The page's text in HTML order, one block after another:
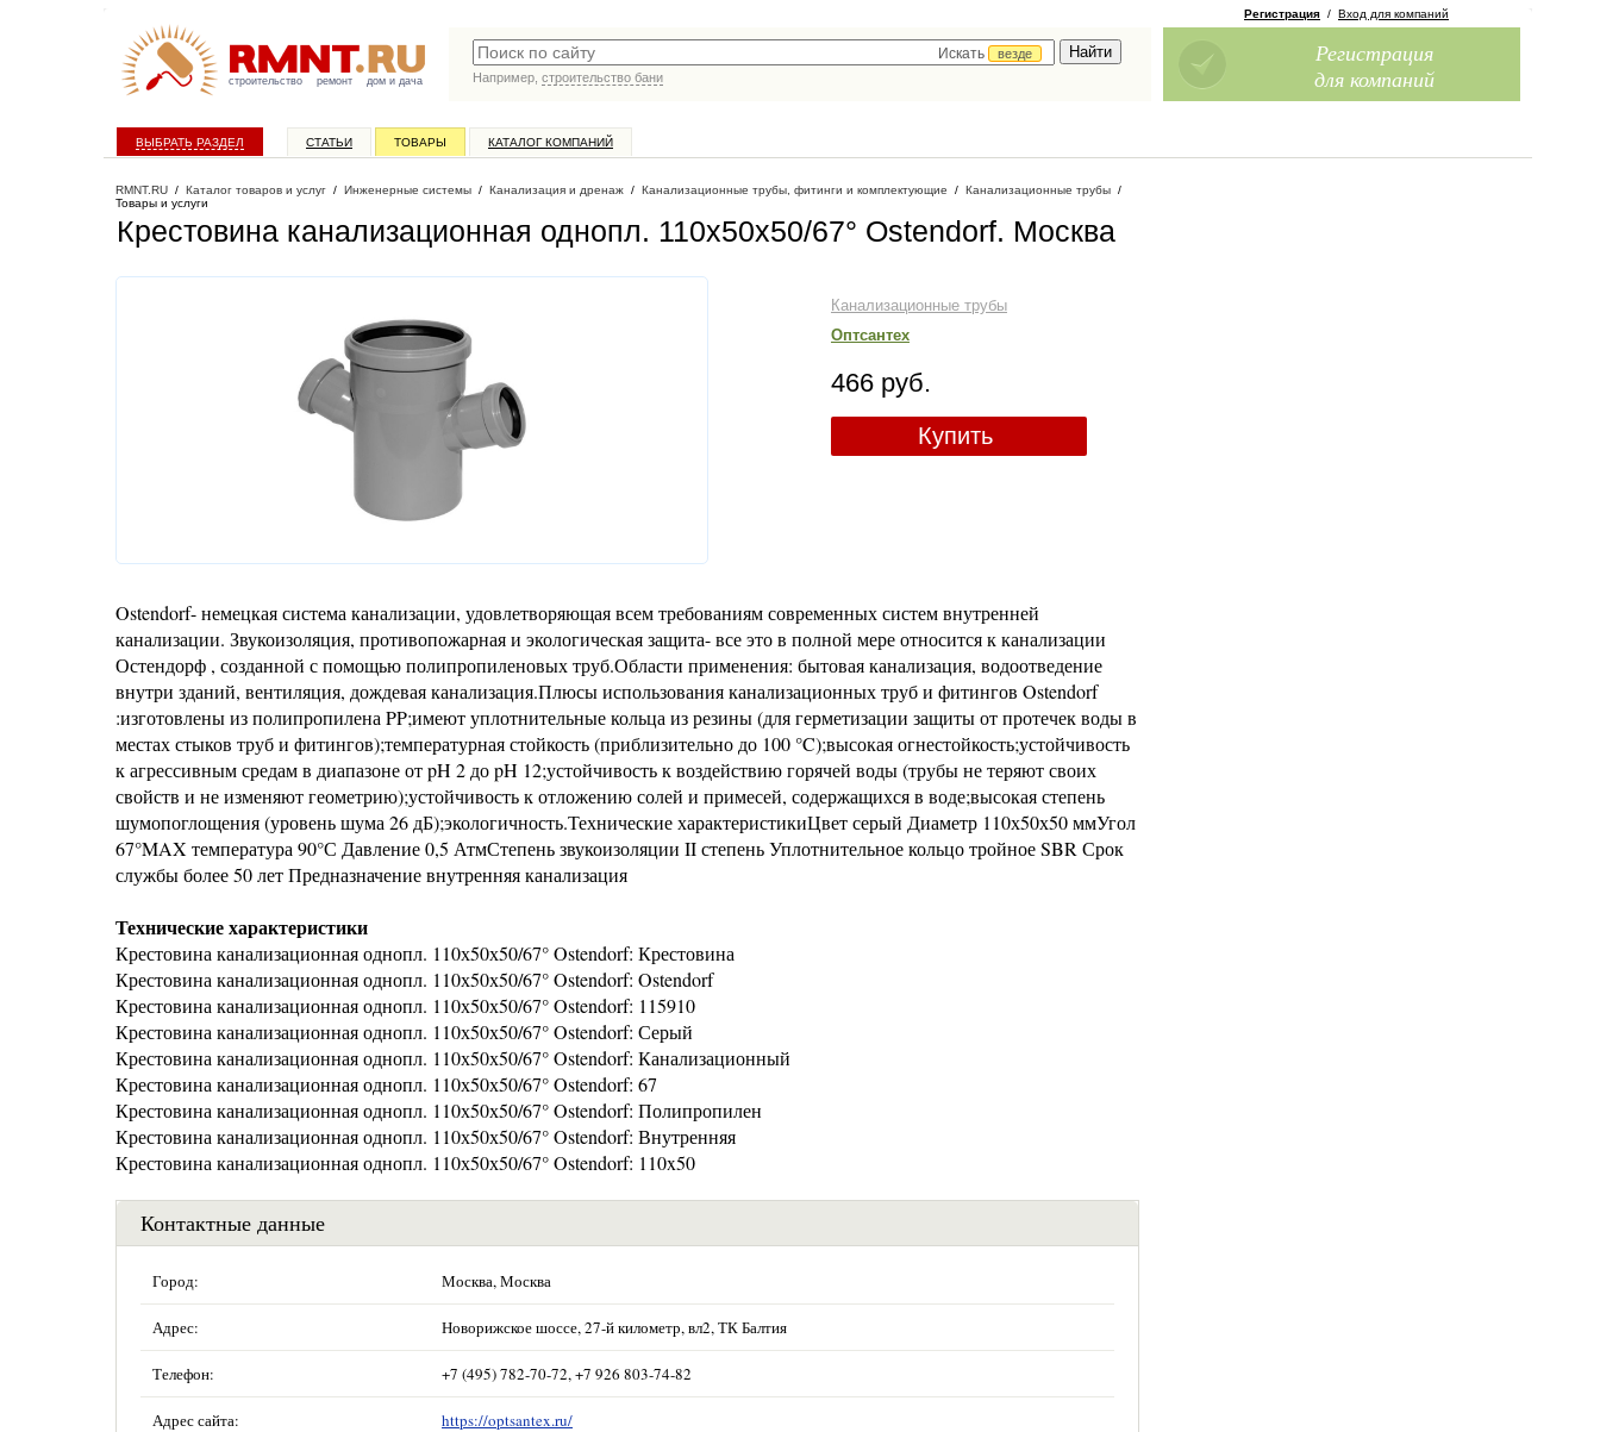
строительство ремонт дом и дача
Искать
везде
Например, строительство бани
Регистрация / Вход для компаний
Регистрация
для компаний
ВЫБРАТЬ РАЗДЕЛ СТАТЬИ ТОВАРЫ КАТАЛОГ КОМПАНИЙ
RMNT.RU / Каталог товаров и услуг / Инженерные системы / Канализация и дренаж / Канализационные трубы, фитинги и комплектующие / Канализационные трубы /
Товары и услуги
Крестовина канализационная однопл. 110х50х50/67° Ostendorf. Москва
Канализационные трубы
Оптсантех
466 руб.
Купить
Ostendorf- немецкая система канализации, удовлетворяющая всем требованиям современных систем внутренней
канализации. Звукоизоляция, противопожарная и экологическая защита- все это в полной мере относится к канализации
Остендорф , созданной с помощью полипропиленовых труб.Области применения: бытовая канализация, водоотведение
внутри зданий, вентиляция, дождевая канализация.Плюсы использования канализационных труб и фитингов Ostendorf
:изготовлены из полипропилена PP;имеют уплотнительные кольца из резины (для герметизации защиты от протечек воды в
местах стыков труб и фитингов);температурная стойкость (приблизительно до 100 °C);высокая огнестойкость;устойчивость
к агрессивным средам в диапазоне от pH 2 до pH 12;устойчивость к воздействию горячей воды (трубы не теряют своих
свойств и не изменяют геометрию);устойчивость к отложению солей и примесей, содержащихся в воде;высокая степень
шумопоглощения (уровень шума 26 дБ);экологичность.Технические характеристикиЦвет серый Диаметр 110х50х50 ммУгол
67°MAX температура 90°С Давление 0,5 АтмСтепень звукоизоляции II степень Уплотнительное кольцо тройное SBR Срок
службы более 50 лет Предназначение внутренняя канализация
Технические характеристики
Крестовина канализационная однопл. 110х50х50/67° Ostendorf: Крестовина
Крестовина канализационная однопл. 110х50х50/67° Ostendorf: Ostendorf
Крестовина канализационная однопл. 110х50х50/67° Ostendorf: 115910
Крестовина канализационная однопл. 110х50х50/67° Ostendorf: Серый
Крестовина канализационная однопл. 110х50х50/67° Ostendorf: Канализационный
Крестовина канализационная однопл. 110х50х50/67° Ostendorf: 67
Крестовина канализационная однопл. 110х50х50/67° Ostendorf: Полипропилен
Крестовина канализационная однопл. 110х50х50/67° Ostendorf: Внутренняя
Крестовина канализационная однопл. 110х50х50/67° Ostendorf: 110x50
Контактные данные
Город: Москва, Москва
Адрес: Новорижское шоссе, 27-й километр, вл2, ТК Балтия
Телефон: +7 (495) 782-70-72, +7 926 803-74-82
Адрес сайта: https://optsantex.ru/